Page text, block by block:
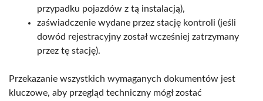
przypadku pojazdów z tą instalacją),
zaświadczenie wydane przez stację kontroli (jeśli
dowód rejestracyjny został wcześniej zatrzymany
przez tę stację).
Przekazanie wszystkich wymaganych dokumentów jest
kluczowe, aby przegląd techniczny mógł zostać